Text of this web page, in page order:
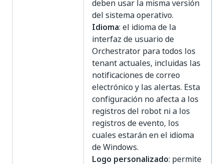
deben usar la misma versión
del sistema operativo.
Idioma: el idioma de la
interfaz de usuario de
Orchestrator para todos los
tenant actuales, incluidas las
notificaciones de correo
electrónico y las alertas. Esta
configuración no afecta a los
registros del robot ni a los
registros de evento, los
cuales estarán en el idioma
de Windows.
Logo personalizado: permite